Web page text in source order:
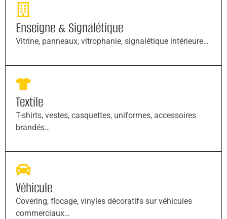
Enseigne & Signalétique
Vitrine, panneaux, vitrophanie, signalétique intérieure…
Textile
T-shirts, vestes, casquettes, uniformes, accessoires
brandés…
Véhicule
Covering, flocage, vinyles décoratifs sur véhicules
commerciaux…